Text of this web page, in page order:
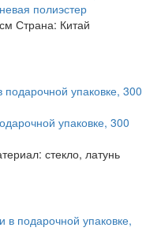
полиэстер
Страна: Китай
упаковке, 300
стекло, латунь